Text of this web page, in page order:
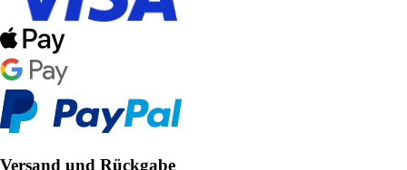
Versand und Rückgabe